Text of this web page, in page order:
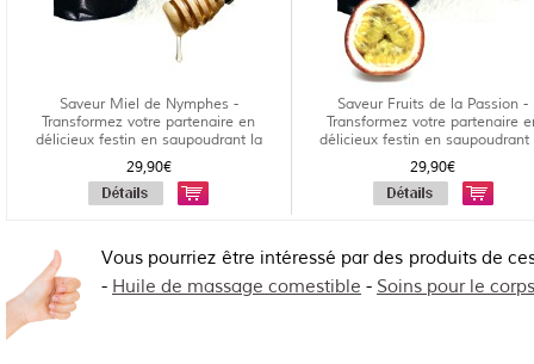
Saveur Miel de Nymphes -
Transformez votre partenaire en
délicieux festin en saupoudrant la
poudre '...
29,90€
Saveur Fruits de la Passion -
Transformez votre partenaire
délicieux festin en saupoudrant
pou...
29,90€
Vous pourriez être intéressé par des produits de
- Huile de massage comestible - Soins pour le corps